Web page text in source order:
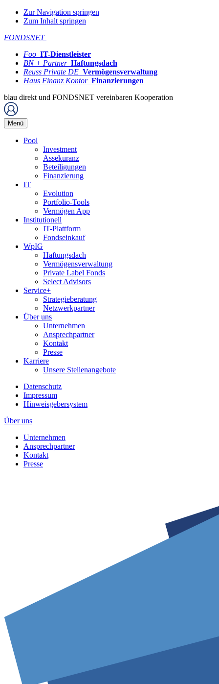
Zur Navigation springen
Zum Inhalt springen
FONDSNET
Foo IT-Dienstleister
BN + Partner Haftungsdach
Reuss Private DE Vermögensverwaltung
Haus Finanz Kontor Finanzierungen
blau direkt und FONDSNET vereinbaren Kooperation
Menü
Pool
Investment
Assekuranz
Beteiligungen
Finanzierung
IT
Evolution
Portfolio-Tools
Vermögen App
Institutionell
IT-Plattform
Fondseinkauf
WpIG
Haftungsdach
Vermögensverwaltung
Private Label Fonds
Select Advisors
Service+
Strategieberatung
Netzwerkpartner
Über uns
Unternehmen
Ansprechpartner
Kontakt
Presse
Karriere
Unsere Stellenangebote
Datenschutz
Impressum
Hinweisgebersystem
Über uns
Unternehmen
Ansprechpartner
Kontakt
Presse